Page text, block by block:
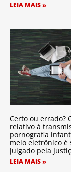
LEIA MAIS »
Certo ou errado?
relativo à
pornografia
meio eletrônico é
julgado pela
LEIA MAIS »